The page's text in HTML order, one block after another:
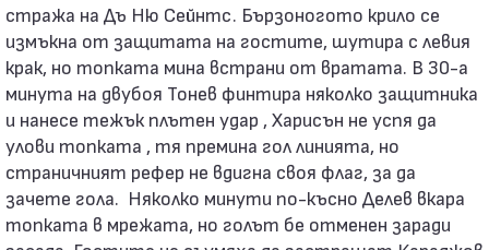
стража на Дъ Ню Сейнтс. Бързоногото крило се
измъкна от защитата на гостите, шутира с левия
крак, но топката мина встрани от вратата. В 30-а
минута на двубоя Тонев финтира няколко защитника
и нанесе тежък плътен удар , Харисън не успя да
улови топката , тя премина гол линията, но
страничният рефер не вдигна своя флаг, за да
зачете гола. Няколко минути по-късно Делев вкара
топката в мрежата, но голът бе отменен заради